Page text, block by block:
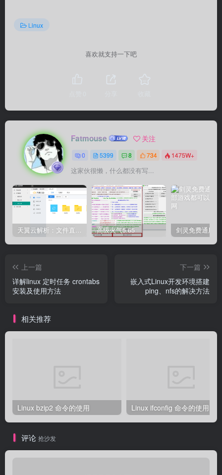
Linux
喜欢就支持一下吧
Fatmouse 关注
0 5399 8 734 1475W+
这家伙很懒，什么都没有写...
天翼云解析：文件直链获取源码 高级火气5.65
上一篇
详解linux 定时任务 crontabs
安装及使用方法
下一篇
嵌入式Linux开发环境搭建
ping、nfs的解决方法
相关推荐
Linux bzip2 命令的使用 Linux ifconfig 命令的使用
评论 抢沙发